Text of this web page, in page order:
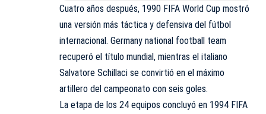
Cuatro años después, 1990 FIFA World Cup mostró
una versión más táctica y defensiva del fútbol
internacional. Germany national football team
recuperó el título mundial, mientras el italiano
Salvatore Schillaci se convirtió en el máximo
artillero del campeonato con seis goles.
La etapa de los 24 equipos concluyó en 1994 FIFA